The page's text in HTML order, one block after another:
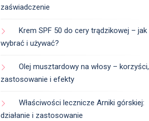
zaświadczenie
Krem SPF 50 do cery trądzikowej – jak
wybrać i używać?
Olej musztardowy na włosy – korzyści,
zastosowanie i efekty
Właściwości lecznicze Arniki górskiej:
działanie i zastosowanie